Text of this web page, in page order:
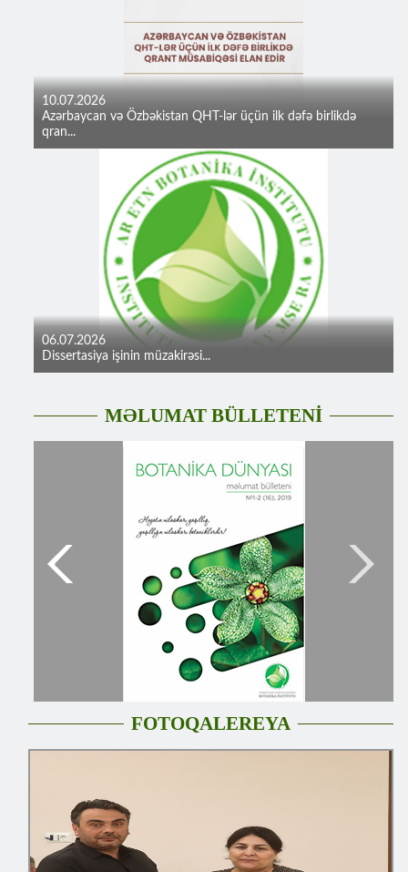
10.07.2026
Azərbaycan və Özbəkistan QHT-lər üçün ilk dəfə birlikdə
qran...
06.07.2026
Dissertasiya işinin müzakirəsi...
MƏLUMAT BÜLLETENİ
FOTOQALEREYA